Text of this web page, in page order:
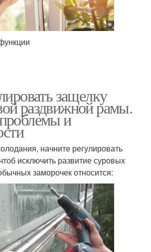
защелку
раздвижной рамы.
и
начните регулировать
исключить развитие суровых
заморочек относится: